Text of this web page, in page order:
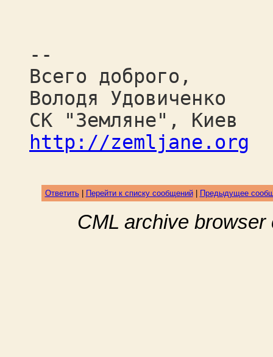
--
Всего доброго,
Володя Удовиченко
СК "Земляне", Киев
http://zemljane.org
Ответить| Перейти к списку сообщений| Предыдущее
CML archive